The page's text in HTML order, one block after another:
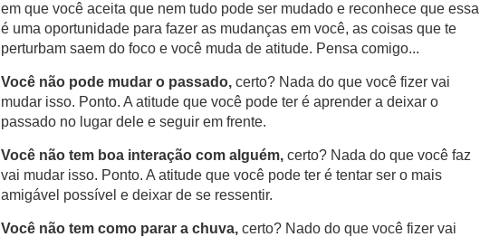
em que você aceita que nem tudo pode ser mudado e reconhece que essa
é uma oportunidade para fazer as mudanças em você, as coisas que te
perturbam saem do foco e você muda de atitude. Pensa comigo...
Você não pode mudar o passado, certo? Nada do que você fizer vai
mudar isso. Ponto. A atitude que você pode ter é aprender a deixar o
passado no lugar dele e seguir em frente.
Você não tem boa interação com alguém, certo? Nada do que você faz
vai mudar isso. Ponto. A atitude que você pode ter é tentar ser o mais
amigável possível e deixar de se ressentir.
Você não tem como parar a chuva, certo? Nado do que você fizer vai